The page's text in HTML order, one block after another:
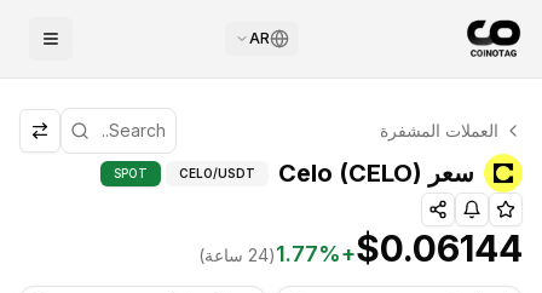
AR
التحليل الفني لـ Celo
Celo يتم تداوله حاليًا عند $0.06144. مؤشر RSI عند 39.17 في المنطقة المحايدة. الاتجاه اليومي هبوطي. مستوى الدعم الرئيسي: $0.05951, مستوى المقاومة: $0.06076.
العملات المشفرة
سعر Celo (CELO) التحليل الفني ومستويات
CELO/USDT
SPOT
$0.06144
+
1.77% (24 ساعة)